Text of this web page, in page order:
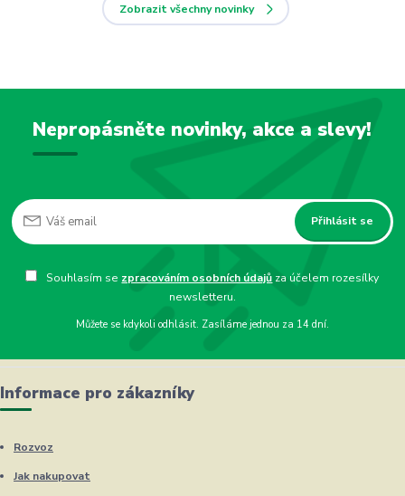
Zobrazit všechny novinky
Nepropásněte novinky, akce a slevy!
Přihlásit se
Souhlasím se zpracováním osobních údajů za účelem rozesílky
newsletteru.
Můžete se kdykoli odhlásit. Zasíláme jednou za 14 dní.
Informace pro zákazníky
Rozvoz
Jak nakupovat